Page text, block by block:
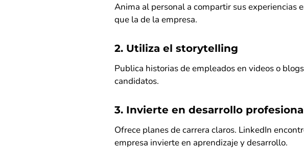
Anima al personal a compartir sus experiencias
que la de la empresa.
2. Utiliza el storytelling
Publica historias de empleados en videos o
candidatos.
3. Invierte en desarrollo
Ofrece planes de carrera claros. LinkedIn
empresa invierte en aprendizaje y desarrollo.